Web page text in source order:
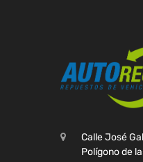
Calle José
Polígono de